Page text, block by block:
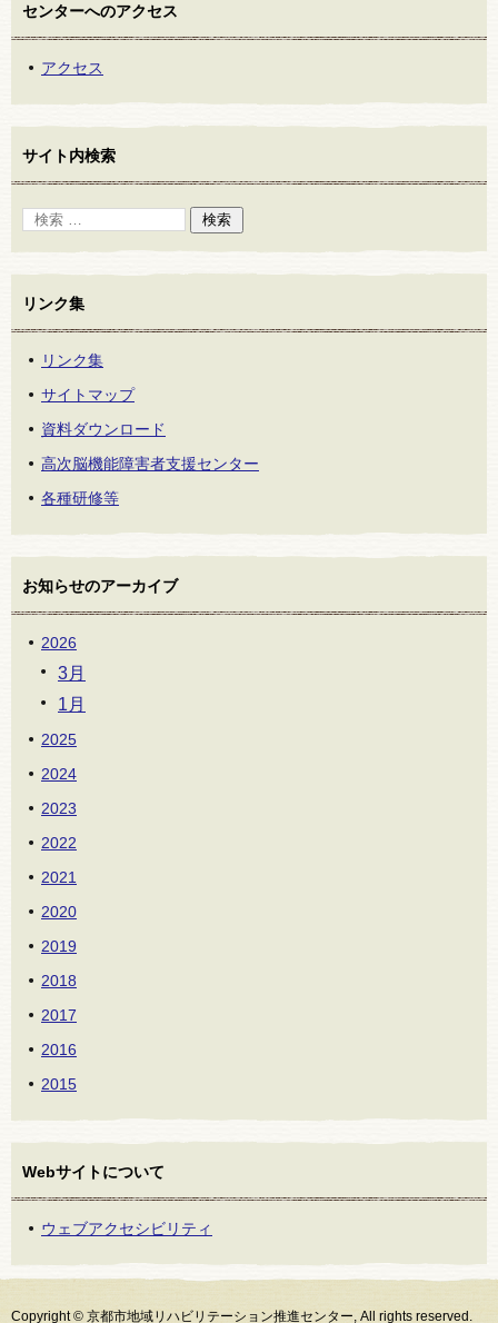
センターへのアクセス
アクセス
サイト内検索
リンク集
リンク集
サイトマップ
資料ダウンロード
高次脳機能障害者支援センター
各種研修等
お知らせのアーカイブ
2026
3月
1月
2025
2024
2023
2022
2021
2020
2019
2018
2017
2016
2015
Webサイトについて
ウェブアクセシビリティ
Copyright © 京都市地域リハビリテーション推進センター, All rights reserved.